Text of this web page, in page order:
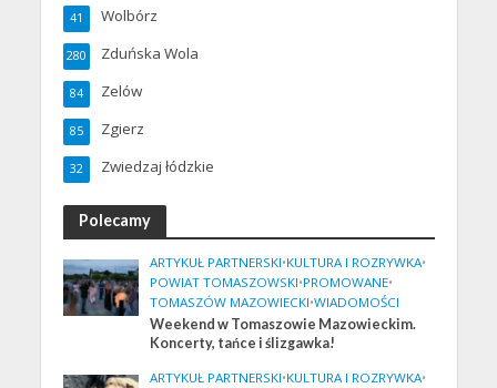
Wolbórz
41
Zduńska Wola
280
Zelów
84
Zgierz
85
Zwiedzaj łódzkie
32
Polecamy
ARTYKUŁ PARTNERSKI•KULTURA I ROZRYWKA•
POWIAT TOMASZOWSKI•PROMOWANE•
TOMASZÓW MAZOWIECKI•WIADOMOŚCI
Weekend w Tomaszowie Mazowieckim.
Koncerty, tańce i ślizgawka!
ARTYKUŁ PARTNERSKI•KULTURA I ROZRYWKA•